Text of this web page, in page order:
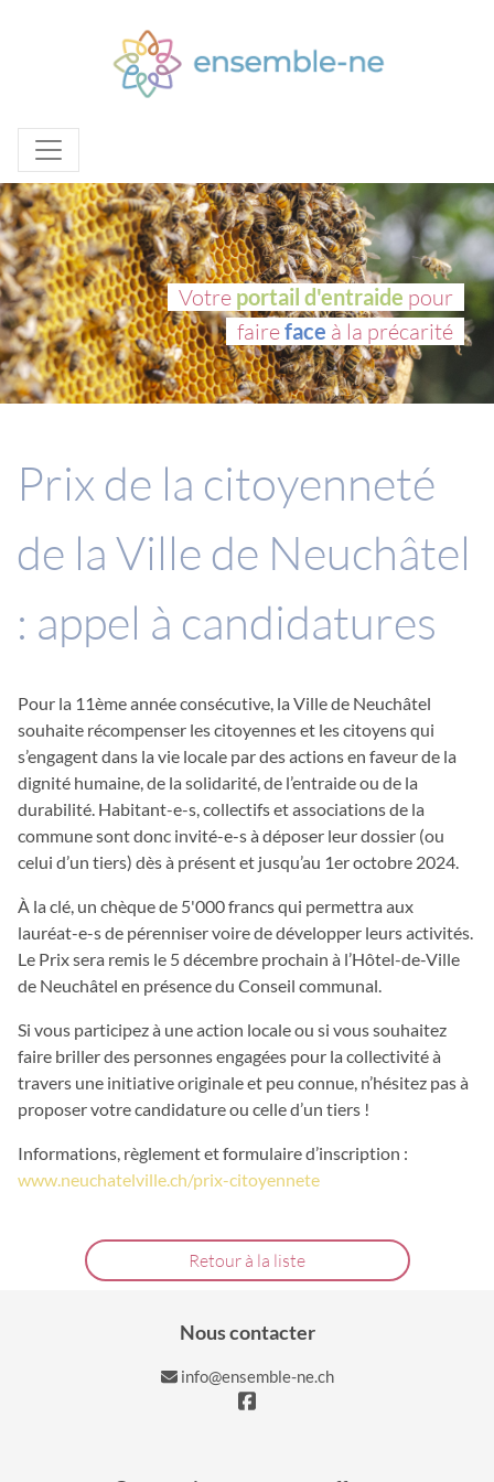
Votre portail d'entraide pour
faireface à la précarité
Prix de la citoyenneté
de la Ville de Neuchâtel
: appel à candidatures
Pour la 11ème année consécutive, la Ville de Neuchâtel
souhaite récompenser les citoyennes et les citoyens qui
s’engagent dans la vie locale par des actions en faveur de la
dignité humaine, de la solidarité, de l’entraide ou de la
durabilité. Habitant-e-s, collectifs et associations de la
commune sont donc invité-e-s à déposer leur dossier (ou
celui d’un tiers) dès à présent et jusqu’au 1er octobre 2024.
À la clé, un chèque de 5'000 francs qui permettra aux
lauréat-e-s de pérenniser voire de développer leurs activités.
Le Prix sera remis le 5 décembre prochain à l’Hôtel-de-Ville
de Neuchâtel en présence du Conseil communal.
Si vous participez à une action locale ou si vous souhaitez
faire briller des personnes engagées pour la collectivité à
travers une initiative originale et peu connue, n’hésitez pas à
proposer votre candidature ou celle d’un tiers !
Informations, règlement et formulaire d’inscription :
www.neuchatelville.ch/prix-citoyennete
Retour à la liste
Nous contacter
info@ensemble-ne.ch